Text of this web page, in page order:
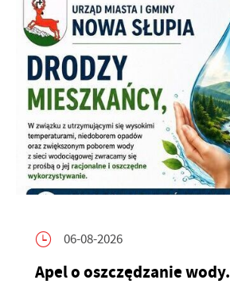
06-08-2026
Apel o oszczędzanie wody.